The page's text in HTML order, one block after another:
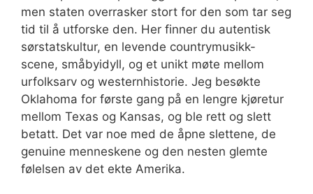
men staten overrasker stort for den som tar seg
tid til å utforske den. Her finner du autentisk
sørstatskultur, en levende countrymusikk-
scene, småbyidyll, og et unikt møte mellom
urfolksarv og westernhistorie. Jeg besøkte
Oklahoma for første gang på en lengre kjøretur
mellom Texas og Kansas, og ble rett og slett
betatt. Det var noe med de åpne slettene, de
genuine menneskene og den nesten glemte
følelsen av det ekte Amerika.